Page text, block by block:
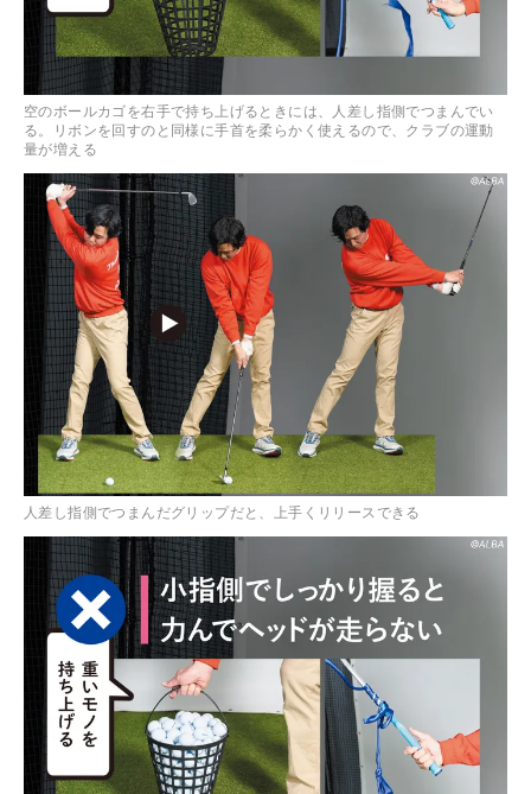
空のボールカゴを右手で持ち上げるときには、人差し指側でつまんでい
る。リボンを回すのと同様に手首を柔らかく使えるので、クラブの運動
量が増える
人差し指側でつまんだグリップだと、上手くリリースできる